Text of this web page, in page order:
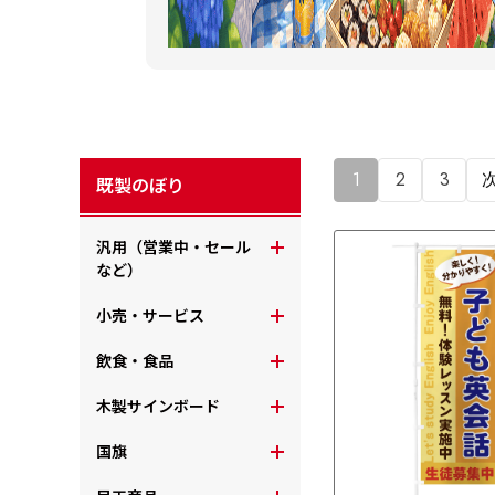
既製のぼり
汎用（営業中・セール
など）
小売・サービス
飲食・食品
木製サインボード
国旗
1 2 3